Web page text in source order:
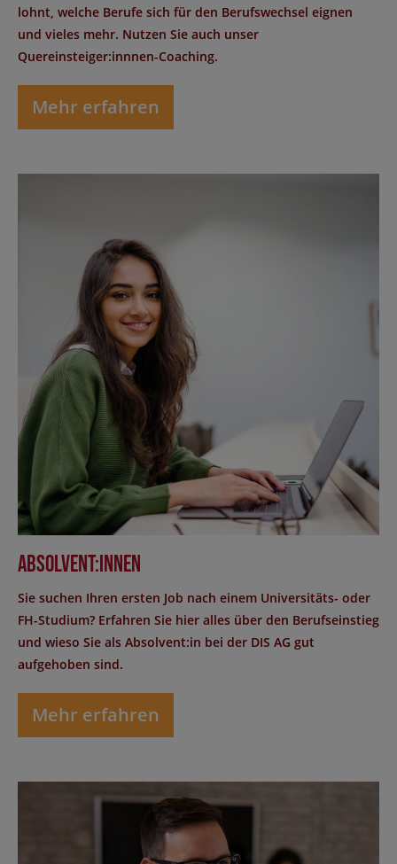
lohnt, welche Berufe sich für den Berufswechsel eignen
und vieles mehr. Nutzen Sie auch unser
Quereinsteiger:innnen-Coaching.
Mehr erfahren
Absolvent:innen
Sie suchen Ihren ersten Job nach einem Universitäts- oder
FH-Studium? Erfahren Sie hier alles über den Berufseinstieg
und wieso Sie als Absolvent:in bei der DIS AG gut
aufgehoben sind.
Mehr erfahren